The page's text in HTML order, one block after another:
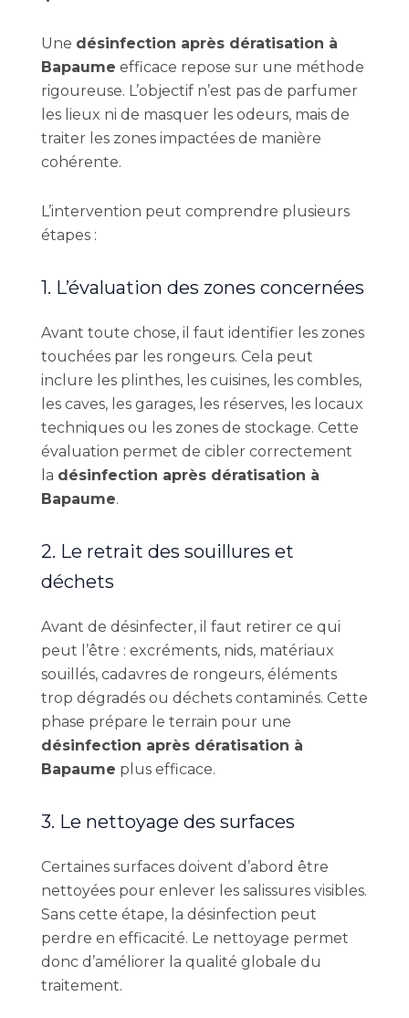
Une désinfection après dératisation à
Bapaume efficace repose sur une méthode
rigoureuse. L’objectif n’est pas de parfumer
les lieux ni de masquer les odeurs, mais de
traiter les zones impactées de manière
cohérente.
L’intervention peut comprendre plusieurs
étapes :
1. L’évaluation des zones concernées
Avant toute chose, il faut identifier les zones
touchées par les rongeurs. Cela peut
inclure les plinthes, les cuisines, les combles,
les caves, les garages, les réserves, les locaux
techniques ou les zones de stockage. Cette
évaluation permet de cibler correctement
la désinfection après dératisation à
Bapaume.
2. Le retrait des souillures et
déchets
Avant de désinfecter, il faut retirer ce qui
peut l’être : excréments, nids, matériaux
souillés, cadavres de rongeurs, éléments
trop dégradés ou déchets contaminés. Cette
phase prépare le terrain pour une
désinfection après dératisation à
Bapaume plus efficace.
3. Le nettoyage des surfaces
Certaines surfaces doivent d’abord être
nettoyées pour enlever les salissures visibles.
Sans cette étape, la désinfection peut
perdre en efficacité. Le nettoyage permet
donc d’améliorer la qualité globale du
traitement.